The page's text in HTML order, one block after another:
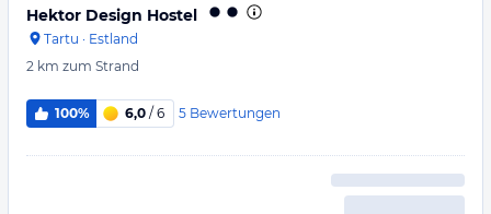
Hektor Design Hostel
Tartu · Estland
2 km zum Strand
100% 6,0 / 6 5 Bewertungen